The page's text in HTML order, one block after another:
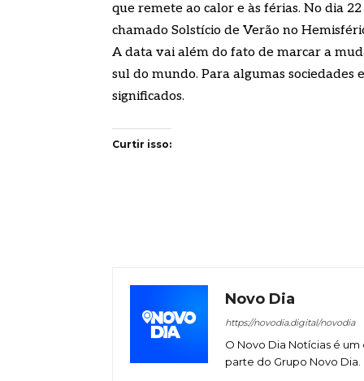
que remete ao calor e às férias. No dia
chamado Solstício de Verão no
A data vai além do fato de marcar a
sul do mundo. Para algumas sociedades
significados.
Curtir isso:
Novo Dia
https://novodia.digital/novodia
O Novo Dia Notícias é
parte do Grupo Novo Dia.